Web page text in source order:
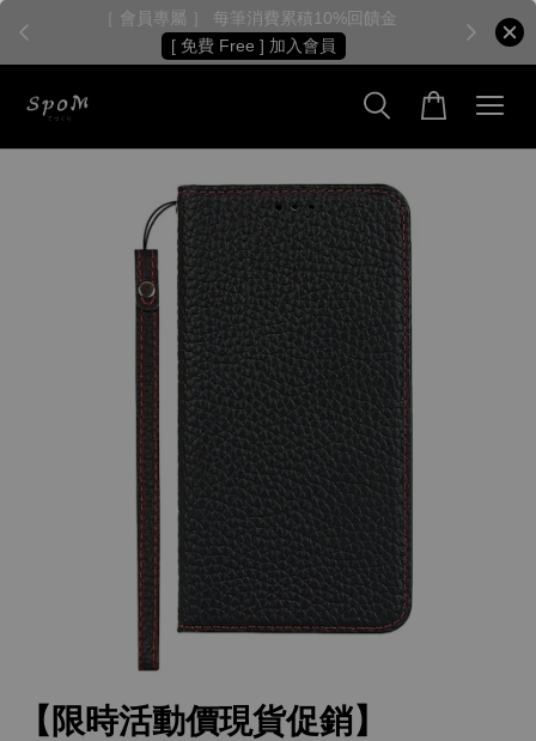
［ 會員專屬 ］ 每筆消費累積10%回饋金
[ 免費 Free ] 加入會員
【限時活動價現貨促銷】